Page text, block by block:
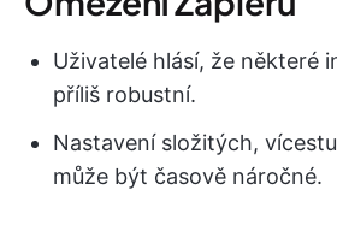
Uživatelé hlásí, že některé
příliš robustní.
Nastavení složitých,
může být časově náročné.